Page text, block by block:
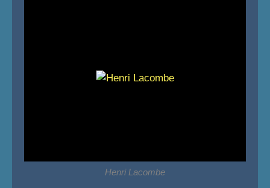
Henri Lacombe